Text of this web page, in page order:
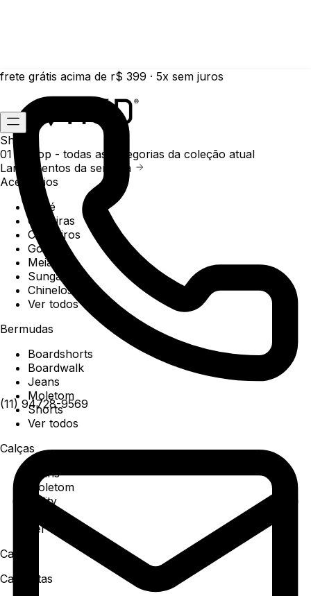
frete grátis acima de r$ 399 · 5x sem juros
(11) 94728-9569
Shop
01 /
Shop - todas as categorias da coleção atual
Lançamentos da semana
Acessórios
Boné
Carteiras
Chaveiros
Gorros
Meias
Sunga
Chinelos
Ver todos
Bermudas
Boardshorts
Boardwalk
Jeans
Moletom
Shorts
Ver todos
Calças
Jeans
Moletom
Utility
Ver todos
Camisa
Camisetas